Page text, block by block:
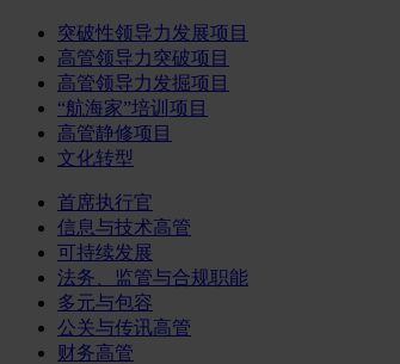
突破性领导力发展项目
高管领导力突破项目
高管领导力发掘项目
“航海家”培训项目
高管静修项目
文化转型
首席执行官
信息与技术高管
可持续发展
法务、监管与合规职能
多元与包容
公关与传讯高管
财务高管